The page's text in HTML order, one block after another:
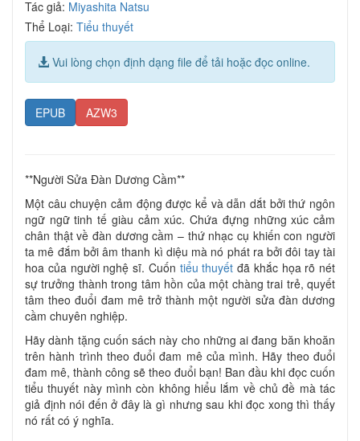
Tác giả: Miyashita Natsu
Thể Loại: Tiểu thuyết
Vui lòng chọn định dạng file để tải hoặc đọc online.
EPUB AZW3
**Người Sửa Đàn Dương Cầm**
Một câu chuyện cảm động được kể và dẫn dắt bởi thứ ngôn
ngữ ngữ tinh tế giàu cảm xúc. Chứa đựng những xúc cảm
chân thật về đàn dương cầm – thứ nhạc cụ khiến con người
ta mê đắm bởi âm thanh kì diệu mà nó phát ra bởi đôi tay tài
hoa của người nghệ sĩ. Cuốn tiểu thuyết đã khắc họa rõ nét
sự trưởng thành trong tâm hồn của một chàng trai trẻ, quyết
tâm theo đuổi đam mê trở thành một người sửa đàn dương
cầm chuyên nghiệp.
Hãy dành tặng cuốn sách này cho những ai đang băn khoăn
trên hành trình theo đuổi đam mê của mình. Hãy theo đuổi
đam mê, thành công sẽ theo đuổi bạn! Ban đầu khi đọc cuốn
tiểu thuyết này mình còn không hiểu lắm về chủ đề mà tác
giả định nói đến ở đây là gì nhưng sau khi đọc xong thì thấy
nó rất có ý nghĩa.